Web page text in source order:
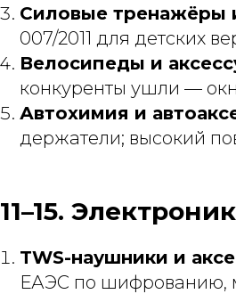
Силовые тренажёры
007/2011 для детских
Велосипеды и
конкуренты ушли —
Автохимия и
держатели; высокий
11–15.
TWS-наушники и
ЕАЭС по шифрованию,